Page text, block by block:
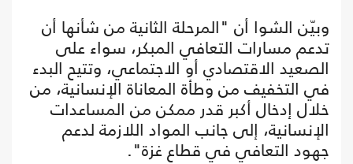
وبيّن الشوا أن "المرحلة الثانية من شأنها أن
تدعم مسارات التعافي المبكر، سواء على
الصعيد الاقتصادي أو الاجتماعي، وتتيح البدء
في التخفيف من وطأة المعاناة الإنسانية، من
خلال إدخال أكبر قدر ممكن من المساعدات
الإنسانية، إلى جانب المواد اللازمة لدعم
جهود التعافي في قطاع غزة".